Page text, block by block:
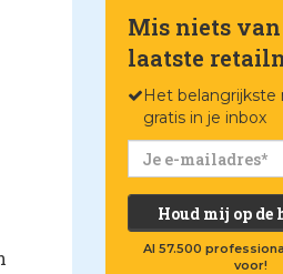
Mis niets
laatste
Het belangrijkste
gratis in je inbox
Houd mij op de
Al 57.500
voor!